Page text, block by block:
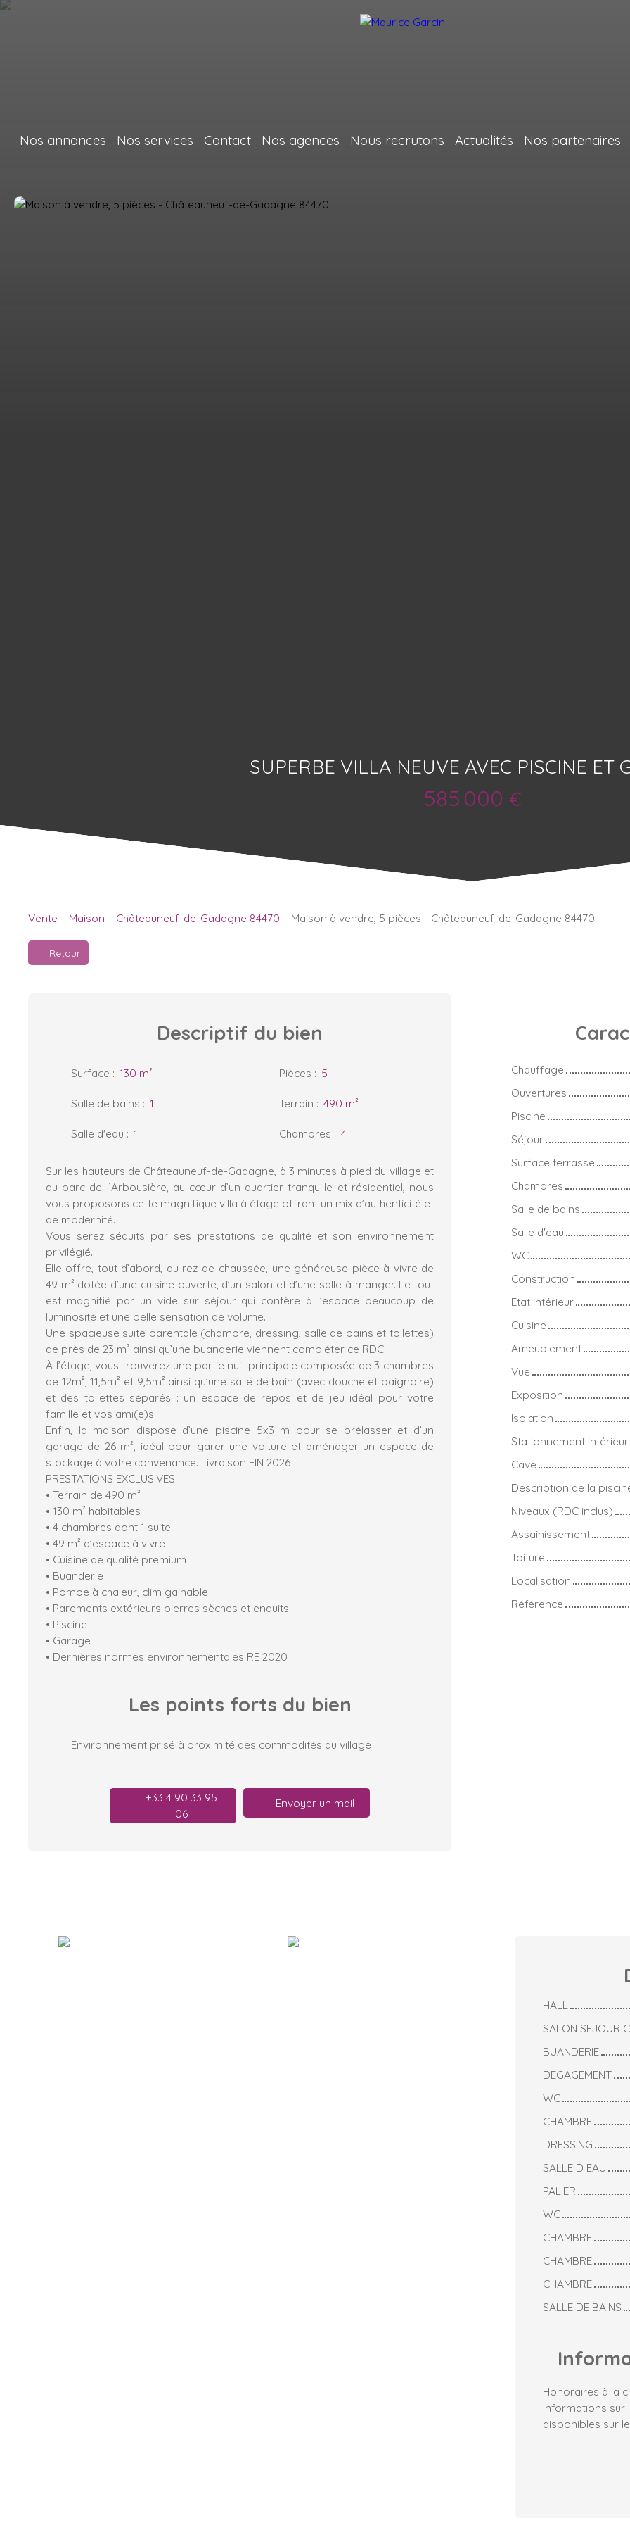
Nos annonces Nos services Contact Nos agences Nous recrutons Actualités Nos partenaires
SUPERBE VILLA NEUVE AVEC PISCINE ET
585 000 €
Vente Maison Châteauneuf-de-Gadagne 84470 Maison à vendre, 5 pièces - Châteauneuf-de-Gadagne 84470
Retour
Descriptif du bien
Surface : 130 m² Pièces : 5
Salle de bains : 1 Terrain : 490 m²
Salle d'eau : 1 Chambres : 4
Sur les hauteurs de Châteauneuf-de-Gadagne, à 3 minutes à pied du village et
du parc de l’Arbousière, au cœur d’un quartier tranquille et résidentiel, nous
vous proposons cette magnifique villa à étage offrant un mix d’authenticité et
de modernité.
Vous serez séduits par ses prestations de qualité et son environnement
privilégié.
Elle offre, tout d’abord, au rez-de-chaussée, une généreuse pièce à vivre de
49 m² dotée d’une cuisine ouverte, d’un salon et d’une salle à manger. Le tout
est magnifié par un vide sur séjour qui confère à l’espace beaucoup de
luminosité et une belle sensation de volume.
Une spacieuse suite parentale (chambre, dressing, salle de bains et toilettes)
de près de 23 m² ainsi qu’une buanderie viennent compléter ce RDC.
À l’étage, vous trouverez une partie nuit principale composée de 3 chambres
de 12m², 11,5m² et 9,5m² ainsi qu’une salle de bain (avec douche et baignoire)
et des toilettes séparés : un espace de repos et de jeu idéal pour votre
famille et vos ami(e)s.
Enfin, la maison dispose d’une piscine 5x3 m pour se prélasser et d’un
garage de 26 m², idéal pour garer une voiture et aménager un espace de
stockage à votre convenance. Livraison FIN 2026
PRESTATIONS EXCLUSIVES
• Terrain de 490 m²
• 130 m² habitables
• 4 chambres dont 1 suite
• 49 m² d’espace à vivre
• Cuisine de qualité premium
• Buanderie
• Pompe à chaleur, clim gainable
• Parements extérieurs pierres sèches et enduits
• Piscine
• Garage
• Dernières normes environnementales RE 2020
Les points forts du bien
Environnement prisé à proximité des commodités du village
+33 4 90 33 95
06
Envoyer un mail
Chauffage
Ouvertures
Piscine
Séjour
Surface terrasse
Chambres
Salle de bains
Salle d'eau
WC
Construction
État intérieur
Cuisine
Ameublement
Vue
Exposition
Isolation
Stationnement intérieur
Cave
Description de la
Niveaux (RDC inclus)
Assainissement
Toiture
Localisation
Référence
HALL
SALON SEJOUR
BUANDERIE
DEGAGEMENT
WC
CHAMBRE
DRESSING
SALLE D EAU
PALIER
WC
CHAMBRE
CHAMBRE
CHAMBRE
SALLE DE BAINS
Honoraires à la
informations sur
disponibles sur